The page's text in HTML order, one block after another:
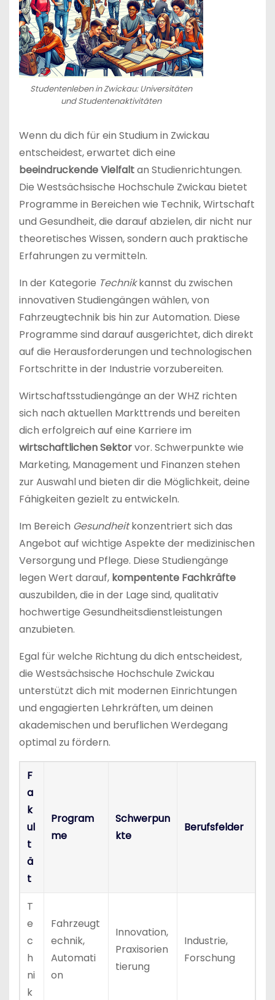
Studentenleben in Zwickau: Universitäten
und Studentenaktivitäten
Wenn du dich für ein Studium in Zwickau
entscheidest, erwartet dich eine
beeindruckende Vielfaltan Studienrichtungen.
Die Westsächsische Hochschule Zwickau bietet
Programme in Bereichen wie Technik, Wirtschaft
und Gesundheit, die darauf abzielen, dir nicht nur
theoretisches Wissen, sondern auch praktische
Erfahrungen zu vermitteln.
In der Kategorie Technikkannst du zwischen
innovativen Studiengängen wählen, von
Fahrzeugtechnik bis hin zur Automation. Diese
Programme sind darauf ausgerichtet, dich direkt
auf die Herausforderungen und technologischen
Fortschritte in der Industrie vorzubereiten.
Wirtschaftsstudiengänge an der WHZ richten
sich nach aktuellen Markttrends und bereiten
dich erfolgreich auf eine Karriere im
wirtschaftlichen Sektorvor. Schwerpunkte wie
Marketing, Management und Finanzen stehen
zur Auswahl und bieten dir die Möglichkeit, deine
Fähigkeiten gezielt zu entwickeln.
Im Bereich Gesundheitkonzentriert sich das
Angebot auf wichtige Aspekte der medizinischen
Versorgung und Pflege. Diese Studiengänge
legen Wert darauf, kompentente Fachkräfte
auszubilden, die in der Lage sind, qualitativ
hochwertige Gesundheitsdienstleistungen
anzubieten.
Egal für welche Richtung du dich entscheidest,
die Westsächsische Hochschule Zwickau
unterstützt dich mit modernen Einrichtungen
und engagierten Lehrkräften, um deinen
akademischen und beruflichen Werdegang
optimal zu fördern.
F
a
k
ul
t
ä
t
Program
me
Schwerpun
kte
Berufsfelder
T
e
c
h
ni
k
Fahrzeugt
echnik,
Automati
on
Innovation,
Praxisorien
tierung
Industrie,
Forschung